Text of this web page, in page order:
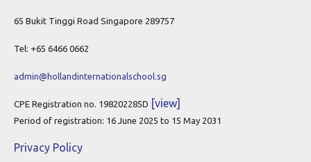
65 Bukit Tinggi Road Singapore 289757
Tel: +65 6466 0662
admin@hollandinternationalschool.sg
CPE Registration no. 198202285D [view]
Period of registration: 16 June 2025 to 15 May 2031
Privacy Policy